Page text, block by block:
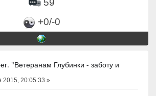
59
+0/-0
"Ветеранам Глубинки - заботу и
2015, 20:05:33 »